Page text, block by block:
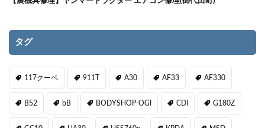
タグ
117クーペ 911T A30 AF33 AF330
B52 bB BODYSHOP-OGI CDI G180Z